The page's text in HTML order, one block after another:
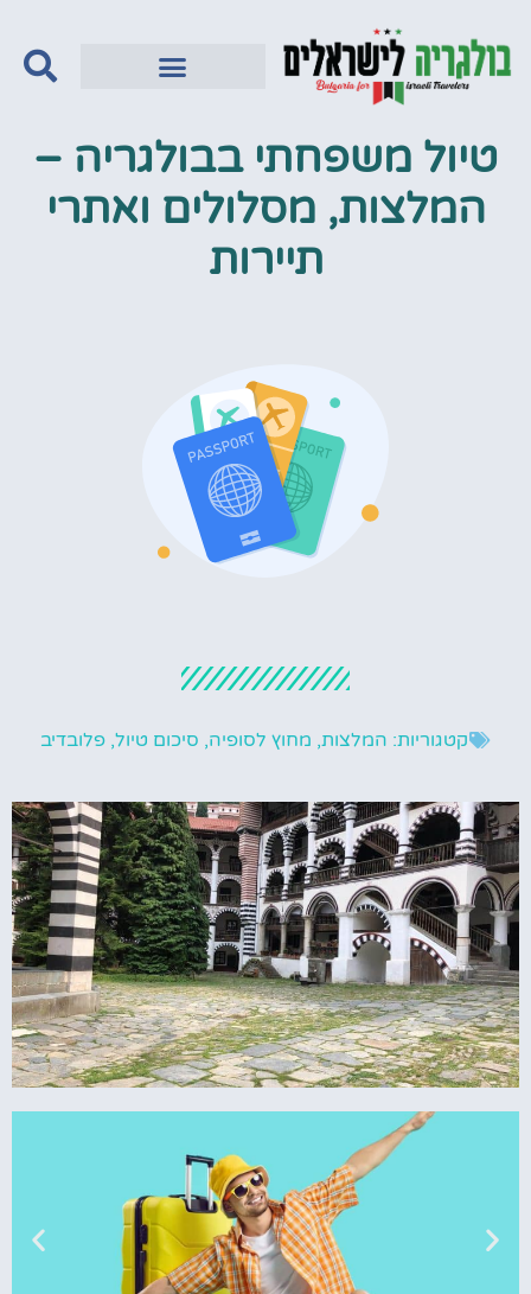
טיול משפחתי בבולגריה –
המלצות, מסלולים ואתרי
תיירות
קטגוריות: המלצות, מחוץ לסופיה, סיכום טיול, פלובדיב